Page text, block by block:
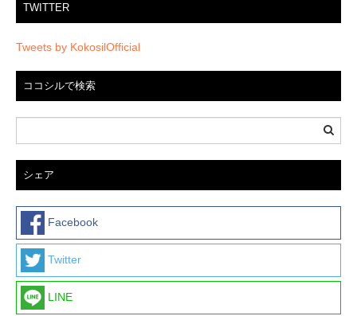
TWITTER
Tweets by KokosilOfficial
ココシルで検索
シェア
Facebook
Twitter
LINE